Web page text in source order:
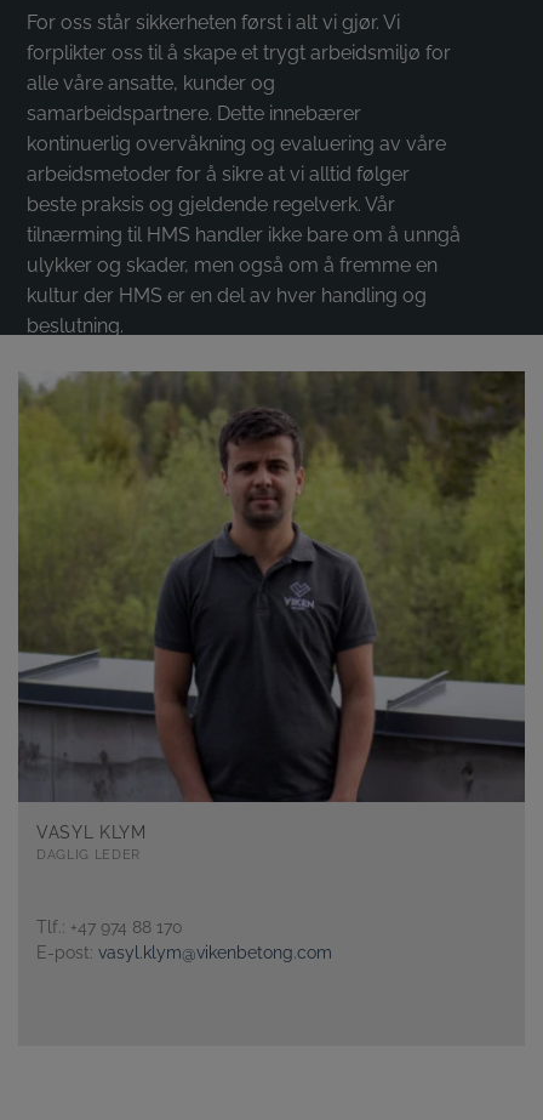
For oss står sikkerheten først i alt vi gjør. Vi
forplikter oss til å skape et trygt arbeidsmiljø for
alle våre ansatte, kunder og
samarbeidspartnere. Dette innebærer
kontinuerlig overvåkning og evaluering av våre
arbeidsmetoder for å sikre at vi alltid følger
beste praksis og gjeldende regelverk. Vår
tilnærming til HMS handler ikke bare om å unngå
ulykker og skader, men også om å fremme en
kultur der HMS er en del av hver handling og
beslutning.
VASYL KLYM
DAGLIG LEDER
Tlf.: +47 974 88 170
E-post: vasyl.klym@vikenbetong.com